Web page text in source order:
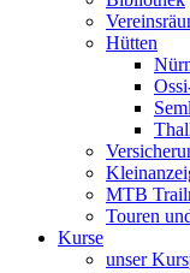
Hütten
MTB
Touren
Kurse
unser